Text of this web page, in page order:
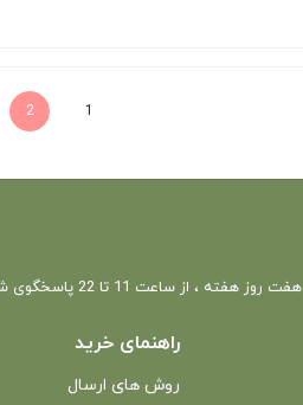
1
2
هفت روز هفته ، از ساعت 11 تا 22 پاسخگوی شما هستیم.
راهنمای خرید
روش های ارسال